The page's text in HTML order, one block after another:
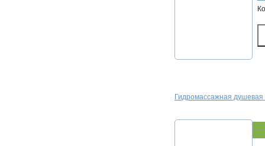
Гидромассажная